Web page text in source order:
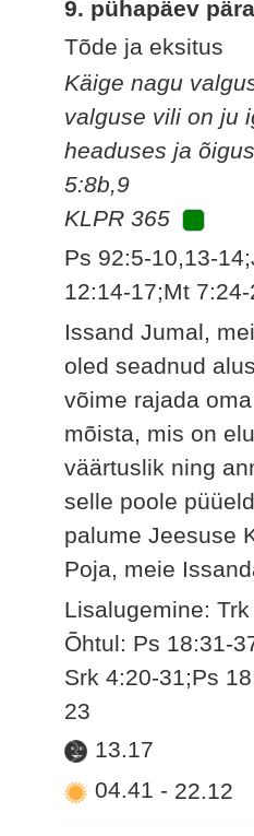
9. pühapäev
Tõde ja eksitus
Käige nagu
valguse vili on ju
headuses ja
5:8b,9
KLPR 365
Ps 92:5-10,13-
12:14-17;Mt 7:24-
Issand Jumal,
oled seadnud
võime rajada
mõista, mis on
väärtuslik ning
selle poole
palume Jeesuse
Poja, meie
Lisalugemine:
Õhtul: Ps 18:31-
Srk 4:20-31;Ps
23
13.17
04.41 - 22.12